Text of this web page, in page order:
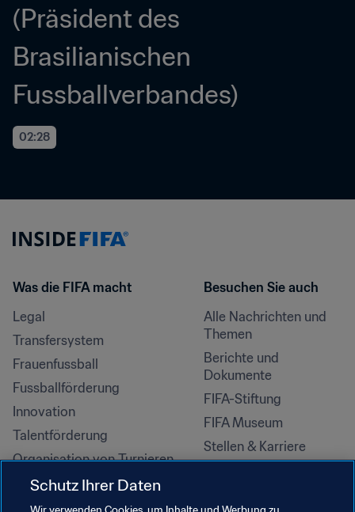
(Präsident des
Brasilianischen
Fussballverbandes)
02:28
Was die FIFA macht
Legal
Transfersystem
Frauenfussball
Fussballförderung
Innovation
Talentförderung
Organisation von Turnieren
Nachhaltigkeit
Menschenrechte und
Besuchen Sie auch
Alle Nachrichten und
Themen
Berichte und
Dokumente
FIFA-Stiftung
FIFA Museum
Stellen & Karriere
Schutz Ihrer Daten